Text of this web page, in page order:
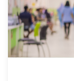
pentru a-și
deveni
transforma